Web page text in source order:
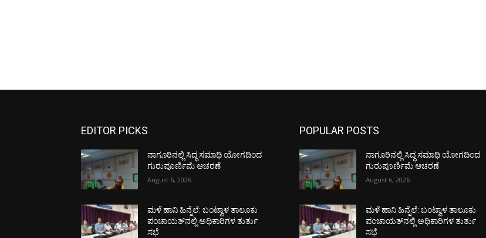
EDITOR PICKS
ನಾಗೂರಿನಲ್ಲಿ ಸಿದ್ಧ ಸಮಾಧಿ ಯೋಗದಿಂದ
ಗುರುಪೂರ್ಣಿಮೆ ಆಚರಣೆ
August 6, 2026
ಮಳೆ ಹಾನಿ ಹಿನ್ನೆಲೆ: ಬಂಟ್ವಾಳ ತಾಲೂಕು
ಪಂಚಾಯತ್‌ನಲ್ಲಿ ಅಧಿಕಾರಿಗಳ ತುರ್ತು
ಸಭೆ
POPULAR POSTS
ನಾಗೂರಿನಲ್ಲಿ ಸಿದ್ಧ ಸಮಾಧಿ ಯೋಗದಿಂದ
ಗುರುಪೂರ್ಣಿಮೆ ಆಚರಣೆ
August 6, 2026
ಮಳೆ ಹಾನಿ ಹಿನ್ನೆಲೆ: ಬಂಟ್ವಾಳ ತಾಲೂಕು
ಪಂಚಾಯತ್‌ನಲ್ಲಿ ಅಧಿಕಾರಿಗಳ ತುರ್ತು
ಸಭೆ